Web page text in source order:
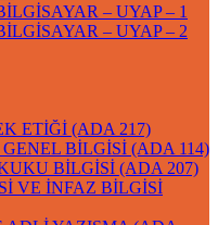
– UYAP – 1
– UYAP – 2
ETİĞİ (ADA 217)
BİLGİSİ (ADA 114)
BİLGİSİ (ADA 207)
VE İNFAZ BİLGİSİ